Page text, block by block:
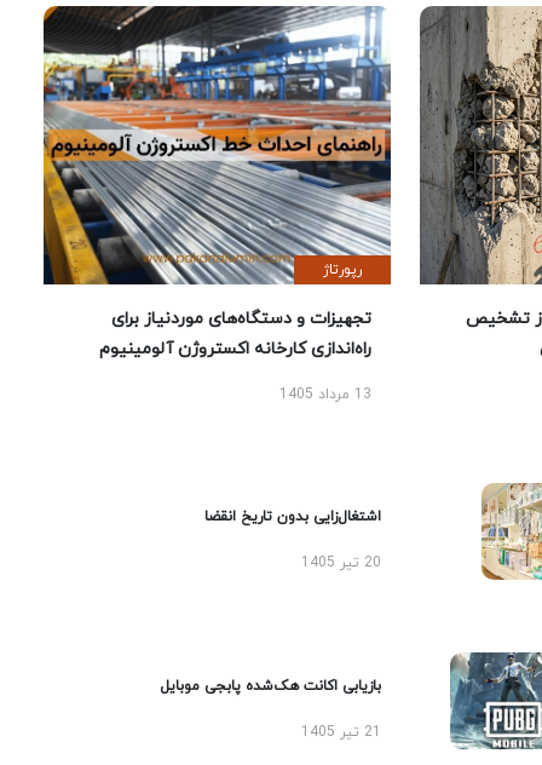
تشخیص
رپورتاژ
تجهیزات و دستگاه‌های موردنیاز برای
راه‌اندازی کارخانه اکستروژن آلومینیوم
13 مرداد 1405
اشتغال‌زایی بدون تاریخ انقضا
20 تیر 1405
بازیابی اکانت هک‌شده پابجی موبایل